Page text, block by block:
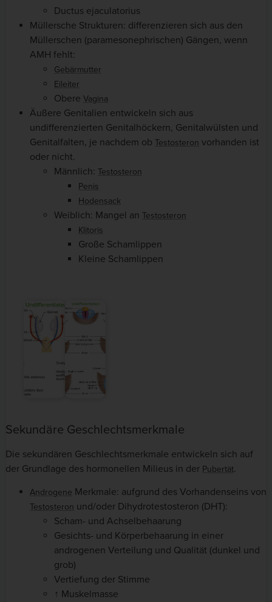
Ductus ejaculatorius
Müllersche Strukturen: differenzieren sich aus den
Müllerschen (paramesonephrischen) Gängen, wenn
AMH fehlt:
Gebärmutter
Eileiter
Obere Vagina
Äußere Genitalien entwickeln sich aus
undifferenzierten Genitalhöckern, Genitalwülsten und
Genitalfalten, je nachdem ob Testosteron vorhanden ist
oder nicht.
Männlich: Testosteron
Penis
Hodensack
Weiblich: Mangel an Testosteron
Klitoris
Große Schamlippen
Kleine Schamlippen
Sekundäre Geschlechtsmerkmale
Die sekundären Geschlechtsmerkmale entwickeln sich auf
der Grundlage des hormonellen Milieus in der Pubertät.
Androgene Merkmale: aufgrund des Vorhandenseins von
Testosteron und/oder Dihydrotestosteron (DHT):
Scham- und Achselbehaarung
Gesichts- und Körperbehaarung in einer
androgenen Verteilung und Qualität (dunkel und
grob)
Vertiefung der Stimme
↑ Muskelmasse